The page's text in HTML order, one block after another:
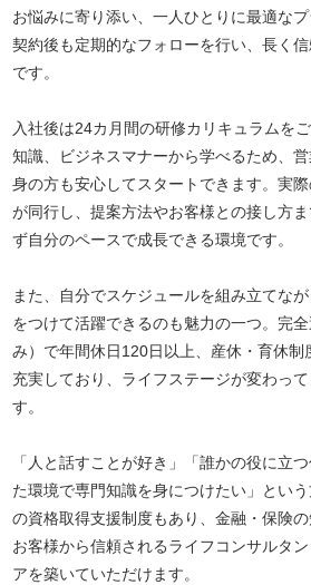
お悩みに寄り添い、一人ひとりに最適な
契約後も定期的なフォローを行い、長く
です。
入社後は24カ月間の研修カリキュラムを
知識、ビジネスマナーから学べるため、
身の方も安心してスタートできます。実
が同行し、提案方法やお客様との接し方
ず自分のペースで成長できる環境です。
また、自分でスケジュールを組み立てな
をつけて活躍できるのも魅力の一つ。完
み）で年間休日120日以上、産休・育休制
充実しており、ライフステージが変わっ
す。
「人と話すことが好き」「誰かの役に立
た環境で専門知識を身につけたい」とい
の資格取得支援制度もあり、金融・保険の
お客様から信頼されるライフコンサルタ
アを築いていただけます。